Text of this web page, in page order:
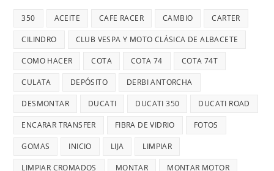
350 ACEITE CAFE RACER CAMBIO CARTER
CILINDRO CLUB VESPA Y MOTO CLÁSICA DE ALBACETE
COMO HACER COTA COTA 74 COTA 74T
CULATA DEPÓSITO DERBI ANTORCHA
DESMONTAR DUCATI DUCATI 350 DUCATI ROAD
ENCARAR TRANSFER FIBRA DE VIDRIO FOTOS
GOMAS INICIO LIJA LIMPIAR
LIMPIAR CROMADOS MONTAR MONTAR MOTOR